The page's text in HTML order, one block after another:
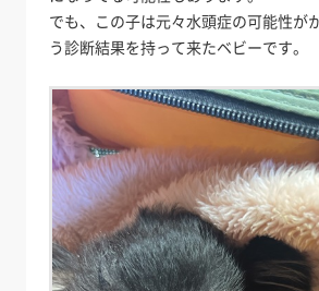
でも、この子は元々水頭症の可能性が
う診断結果を持って来たベビーです。